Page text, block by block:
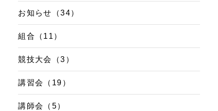
お知らせ（34）
組合（11）
競技大会（3）
講習会（19）
講師会（5）